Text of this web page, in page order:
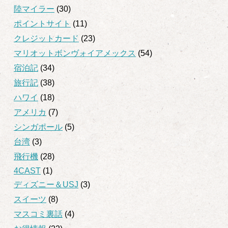
陸マイラー (30)
ポイントサイト (11)
クレジットカード (23)
マリオットボンヴォイアメックス (54)
宿泊記 (34)
旅行記 (38)
ハワイ (18)
アメリカ (7)
シンガポール (5)
台湾 (3)
飛行機 (28)
4CAST (1)
ディズニー＆USJ (3)
スイーツ (8)
マスコミ裏話 (4)